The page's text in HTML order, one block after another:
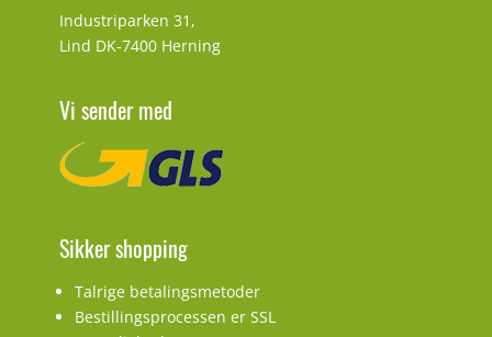
Industriparken 31,
Lind DK-7400 Herning
Vi sender med
Sikker shopping
Talrige betalingsmetoder
Bestillingsprocessen er SSL